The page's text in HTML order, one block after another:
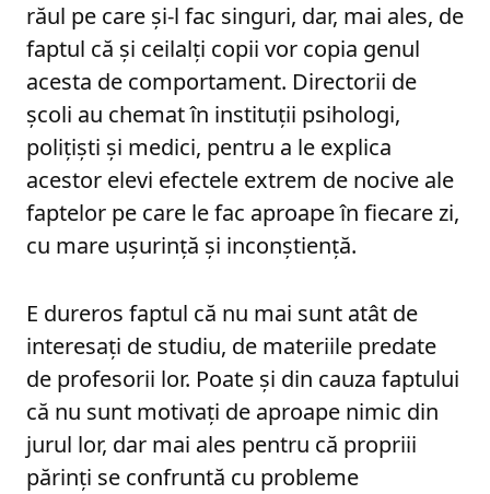
răul pe care și-l fac singuri, dar, mai ales, de
faptul că și ceilalți copii vor copia genul
acesta de comportament. Directorii de
școli au chemat în instituții psihologi,
polițiști și medici, pentru a le explica
acestor elevi efectele extrem de nocive ale
faptelor pe care le fac aproape în fiecare zi,
cu mare ușurință și inconștiență.
E dureros faptul că nu mai sunt atât de
interesați de studiu, de materiile predate
de profesorii lor. Poate și din cauza faptului
că nu sunt motivați de aproape nimic din
jurul lor, dar mai ales pentru că propriii
părinți se confruntă cu probleme